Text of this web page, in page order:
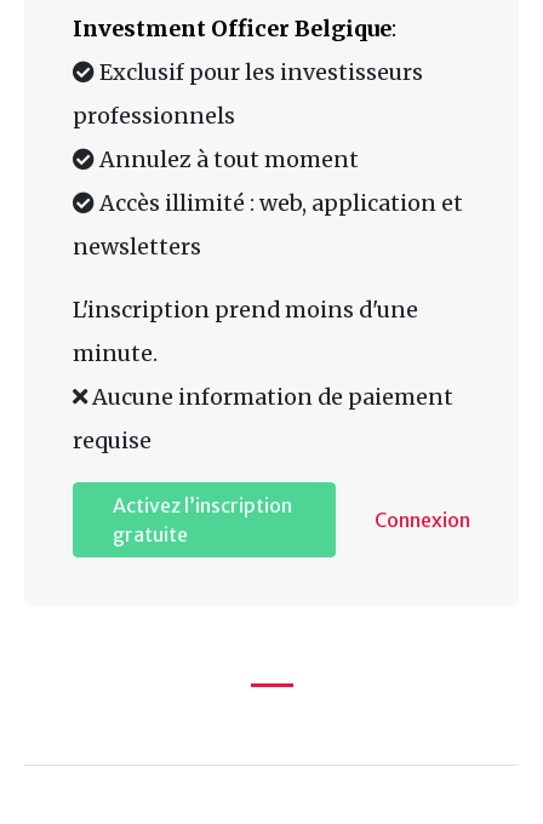
Investment Officer Belgique:
Exclusif pour les investisseurs
professionnels
Annulez à tout moment
Accès illimité : web, application et
newsletters
L'inscription prend moins d'une
minute.
Aucune information de paiement
requise
Activez l’inscription
gratuite
Connexion